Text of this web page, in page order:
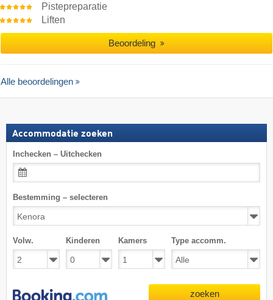
Pistepreparatie
Liften
Beoordeling
Alle beoordelingen
Accommodatie zoeken
Inchecken – Uitchecken
Bestemming – selecteren
Volw. Kinderen Kamers Type accomm.
zoeken